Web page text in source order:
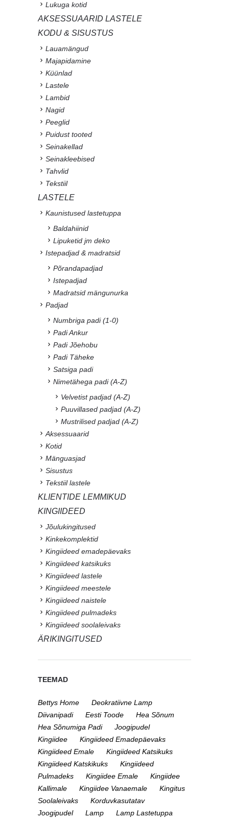
Lukuga kotid
AKSESSUAARID LASTELE
KODU & SISUSTUS
Lauamängud
Majapidamine
Küünlad
Lastele
Lambid
Nagid
Peeglid
Puidust tooted
Seinakellad
Seinakleebised
Tahvlid
Tekstiil
LASTELE
Kaunistused lastetuppa
Baldahiinid
Lipuketid jm deko
Istepadjad & madratsid
Põrandapadjad
Istepadjad
Madratsid mängunurka
Padjad
Numbriga padi (1-0)
Padi Ankur
Padi Jõehobu
Padi Täheke
Satsiga padi
Nimetähega padi (A-Z)
Velvetist padjad (A-Z)
Puuvillased padjad (A-Z)
Mustrilised padjad (A-Z)
Aksessuaarid
Kotid
Mänguasjad
Sisustus
Tekstiil lastele
KLIENTIDE LEMMIKUD
KINGIIDEED
Jõulukingitused
Kinkekomplektid
Kingiideed emadepäevaks
Kingiideed katsikuks
Kingiideed lastele
Kingiideed meestele
Kingiideed naistele
Kingiideed pulmadeks
Kingiideed soolaleivaks
ÄRIKINGITUSED
TEEMAD
Bettys Home
Deokratiivne Lamp
Diivanipadi
Eesti Toode
Hea Sõnum
Hea Sõnumiga Padi
Joogipudel
Kingiidee
Kingiideed Emadepäevaks
Kingiideed Emale
Kingiideed Katsikuks
Kingiideed Katskikuks
Kingiideed
Pulmadeks
Kingiidee Emale
Kingiidee
Kallimale
Kingiidee Vanaemale
Kingitus
Soolaleivaks
Korduvkasutatav
Joogipudel
Lamp
Lamp Lastetuppa